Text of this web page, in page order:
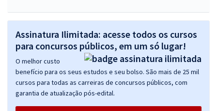
Assinatura Ilimitada: acesse todos os cursos
para concursos públicos, em um só lugar!
O melhor custo
benefício para os seus estudos e seu bolso. São mais de 25 mil
cursos para todas as carreiras de concursos públicos, com
garantia de atualização pós-edital.